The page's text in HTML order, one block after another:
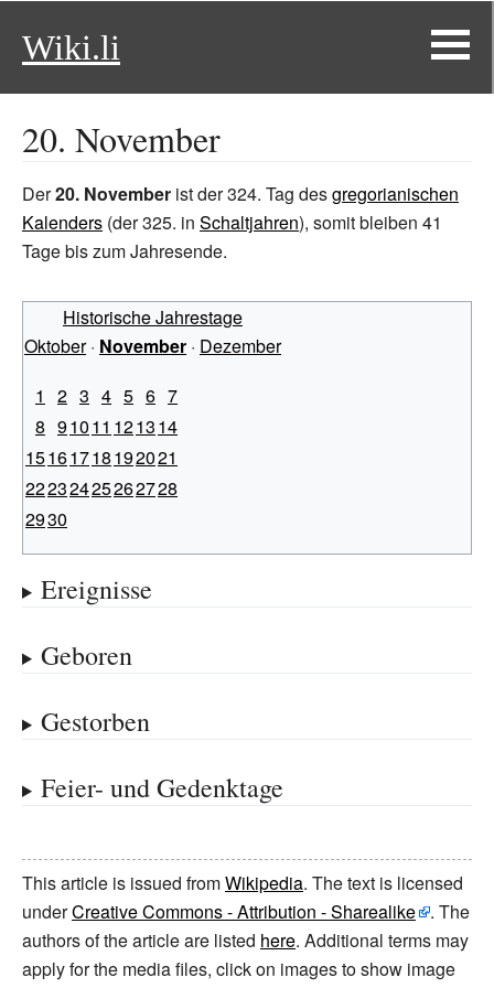
Wiki.li
20. November
Der20. November ist der 324. Tag desgregorianischen
Kalenders (der 325. in Schaltjahren), somit bleiben 41
Tage bis zum Jahresende.
Historische Jahrestage
Oktober· November · Dezember
1
2 3 4 5 6 7
8 91011 121314
15161718192021
22232425262728
2930
Ereignisse
Geboren
Gestorben
Feier- und Gedenktage
This article is issued fromWikipedia. The text is licensed
underCreative Commons - Attribution - Sharealike
. The
authors of the article are listed here. Additional terms may
apply for the media files, click on images to show image